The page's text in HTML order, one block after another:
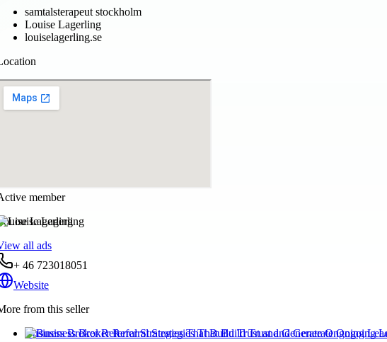
samtalsterapeut stockholm
Louise Lagerling
louiselagerling.se
member
Lagerling
all ads
+ 46 723018051
Website
from this seller
Business Broker Referral Strategies That Build Trust and Generate Ongoing